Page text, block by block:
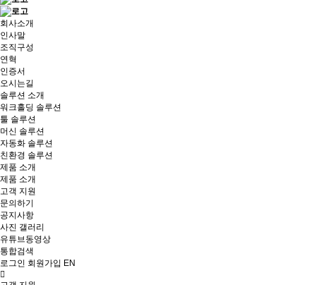
회사소개
인사말
조직구성
연혁
인증서
오시는길
솔루션 소개
워크홀딩 솔루션
툴 솔루션
머신 솔루션
자동화 솔루션
친환경 솔루션
제품 소개
제품 소개
고객 지원
문의하기
공지사항
사진 갤러리
유튜브동영상
통합검색
로그인 회원가입 EN